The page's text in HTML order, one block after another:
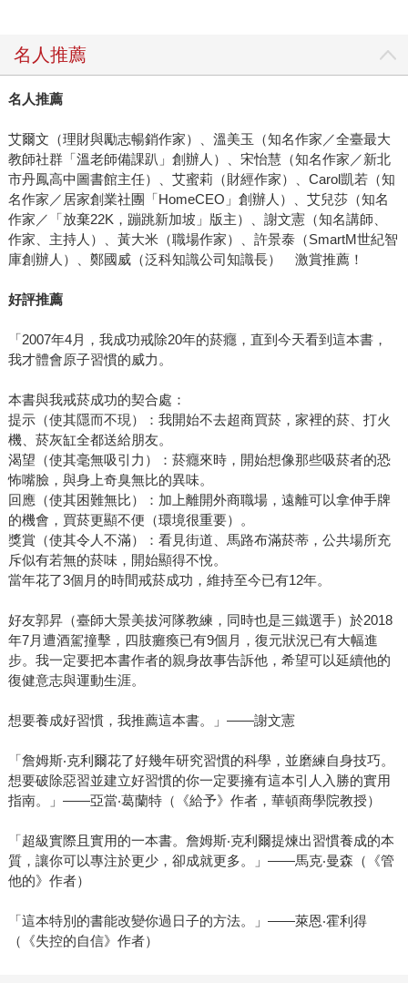
名人推薦
名人推薦
艾爾文（理財與勵志暢銷作家）、溫美玉（知名作家／全臺最大
教師社群「溫老師備課趴」創辦人）、宋怡慧（知名作家／新北
市丹鳳高中圖書館主任）、艾蜜莉（財經作家）、Carol凱若（知
名作家／居家創業社團「HomeCEO」創辦人）、艾兒莎（知名
作家／「放棄22K，蹦跳新加坡」版主）、謝文憲（知名講師、
作家、主持人）、黃大米（職場作家）、許景泰（SmartM世紀智
庫創辦人）、鄭國威（泛科知識公司知識長） 激賞推薦！
好評推薦
「2007年4月，我成功戒除20年的菸癮，直到今天看到這本書，
我才體會原子習慣的威力。
本書與我戒菸成功的契合處：
提示（使其隱而不現）：我開始不去超商買菸，家裡的菸、打火
機、菸灰缸全都送給朋友。
渴望（使其毫無吸引力）：菸癮來時，開始想像那些吸菸者的恐
怖嘴臉，與身上奇臭無比的異味。
回應（使其困難無比）：加上離開外商職場，遠離可以拿伸手牌
的機會，買菸更顯不便（環境很重要）。
獎賞（使其令人不滿）：看見街道、馬路布滿菸蒂，公共場所充
斥似有若無的菸味，開始顯得不悅。
當年花了3個月的時間戒菸成功，維持至今已有12年。
好友郭昇（臺師大景美拔河隊教練，同時也是三鐵選手）於2018
年7月遭酒駕撞擊，四肢癱瘓已有9個月，復元狀況已有大幅進
步。我一定要把本書作者的親身故事告訴他，希望可以延續他的
復健意志與運動生涯。
想要養成好習慣，我推薦這本書。」——謝文憲
「詹姆斯‧克利爾花了好幾年研究習慣的科學，並磨練自身技巧。
想要破除惡習並建立好習慣的你一定要擁有這本引人入勝的實用
指南。」——亞當‧葛蘭特（《給予》作者，華頓商學院教授）
「超級實際且實用的一本書。詹姆斯‧克利爾提煉出習慣養成的本
質，讓你可以專注於更少，卻成就更多。」——馬克‧曼森（《管
他的》作者）
「這本特別的書能改變你過日子的方法。」——萊恩‧霍利得
（《失控的自信》作者）